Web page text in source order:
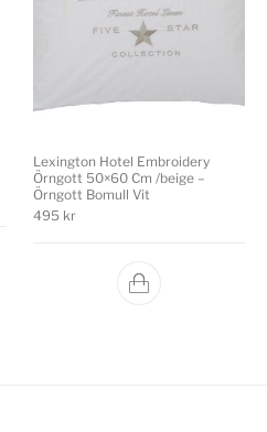
Lexington Hotel Embroidery
Örngott 50×60 Cm /beige –
Örngott Bomull Vit
495 kr